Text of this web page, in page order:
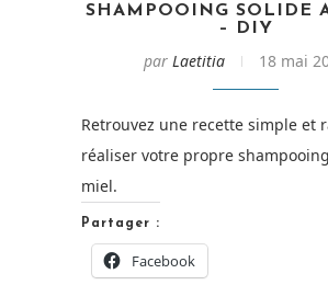
SHAMPOOING SOLIDE
– DIY
par Laetitia 18 mai
Retrouvez une recette simple et
réaliser votre propre
miel.
Partager :
Facebook